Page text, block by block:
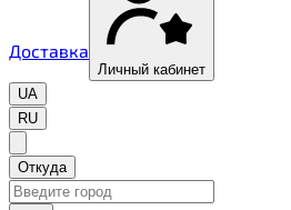
Доставка
Личный кабинет
UA
RU
Откуда